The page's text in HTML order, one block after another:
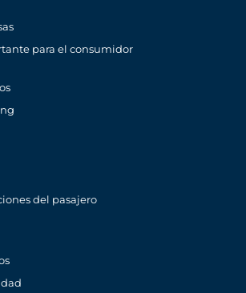
para el consumidor
del pasajero